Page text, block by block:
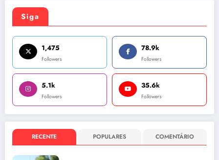
Siga
1,475
Followers
78.9k
Followers
5.1k
Followers
35.6k
Followers
RECENTE POPULARES COMENTÁRIO